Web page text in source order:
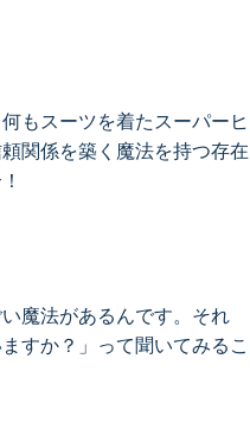
もスーツを着たスーパーヒ
関係を築く魔法を持つ存在
魔法があるんです。それ
すか？」って聞いてみるこ